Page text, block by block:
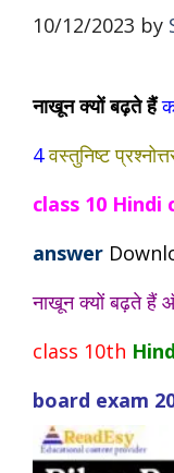
10/12/2023 by
नाखून क्यों बढ़ते हैं
4 वस्तुनिष्ट
class 10
answer
नाखून क्यों बढ़ते हैं
class 10th
board exam